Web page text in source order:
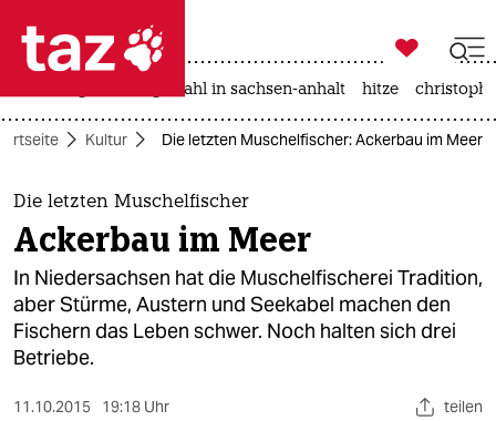
 taz zahl ich
taz zahl ich
themen
politik
öko
gesellschaft
kultur

taz zahl ich
landtagswahl in sachsen-anhalt hitze
Kultur Die letzten Muschelfischer: Ackerbau im Meer
Die letzten Muschelfischer
Ackerbau im Meer
In Niedersachsen hat die Muschelfischerei Tradition,
aber Stürme, Austern und Seekabel machen den
Fischern das Leben schwer. Noch halten sich drei
Betriebe.
11.10.2015 19:18 Uhr teilen